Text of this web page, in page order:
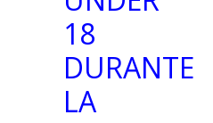
18
DURANTE
LA